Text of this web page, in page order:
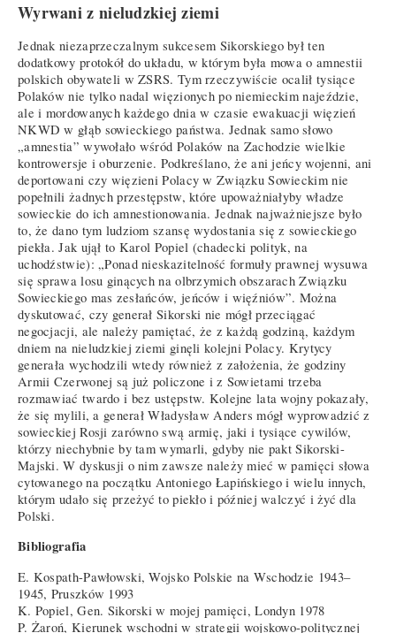
Wyrwani z nieludzkiej ziemi
Jednak niezaprzeczalnym sukcesem Sikorskiego był ten
dodatkowy protokół do układu, w którym była mowa o amnestii
polskich obywateli w ZSRS. Tym rzeczywiście ocalił tysiące
Polaków nie tylko nadal więzionych po niemieckim najeździe,
ale i mordowanych każdego dnia w czasie ewakuacji więzień
NKWD w głąb sowieckiego państwa. Jednak samo słowo
„amnestia” wywołało wśród Polaków na Zachodzie wielkie
kontrowersje i oburzenie. Podkreślano, że ani jeńcy wojenni, ani
deportowani czy więzieni Polacy w Związku Sowieckim nie
popełnili żadnych przestępstw, które upoważniałyby władze
sowieckie do ich amnestionowania. Jednak najważniejsze było
to, że dano tym ludziom szansę wydostania się z sowieckiego
piekła. Jak ujął to Karol Popiel (chadecki polityk, na
uchodźstwie): „Ponad nieskazitelność formuły prawnej wysuwa
się sprawa losu ginących na olbrzymich obszarach Związku
Sowieckiego mas zesłańców, jeńców i więźniów”. Można
dyskutować, czy generał Sikorski nie mógł przeciągać
negocjacji, ale należy pamiętać, że z każdą godziną, każdym
dniem na nieludzkiej ziemi ginęli kolejni Polacy. Krytycy
generała wychodzili wtedy również z założenia, że godziny
Armii Czerwonej są już policzone i z Sowietami trzeba
rozmawiać twardo i bez ustępstw. Kolejne lata wojny pokazały,
że się mylili, a generał Władysław Anders mógł wyprowadzić z
sowieckiej Rosji zarówno swą armię, jaki i tysiące cywilów,
którzy niechybnie by tam wymarli, gdyby nie pakt Sikorski-
Majski. W dyskusji o nim zawsze należy mieć w pamięci słowa
cytowanego na początku Antoniego Łapińskiego i wielu innych,
którym udało się przeżyć to piekło i później walczyć i żyć dla
Polski.
Bibliografia
E. Kospath-Pawłowski, Wojsko Polskie na Wschodzie 1943–
1945, Pruszków 1993
K. Popiel, Gen. Sikorski w mojej pamięci, Londyn 1978
P. Żaroń, Kierunek wschodni w strategii wojskowo-politycznej